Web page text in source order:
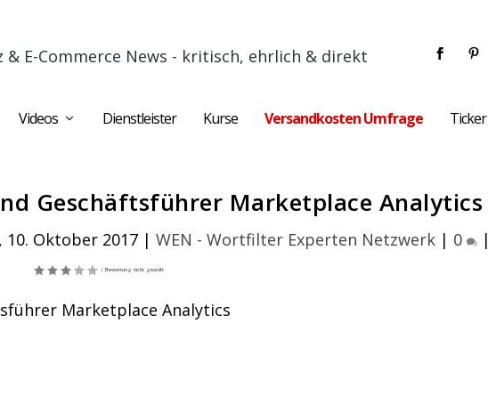
E-Commerce News - kritisch, ehrlich & direkt
Videos Dienstleister Kurse Versandkosten Umfrage Ticker
Geschäftsführer Marketplace Analytics
10. Oktober 2017 |WEN - Wortfilter Experten Netzwerk | 0 |